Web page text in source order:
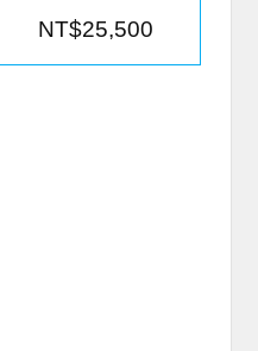
NT$25,500